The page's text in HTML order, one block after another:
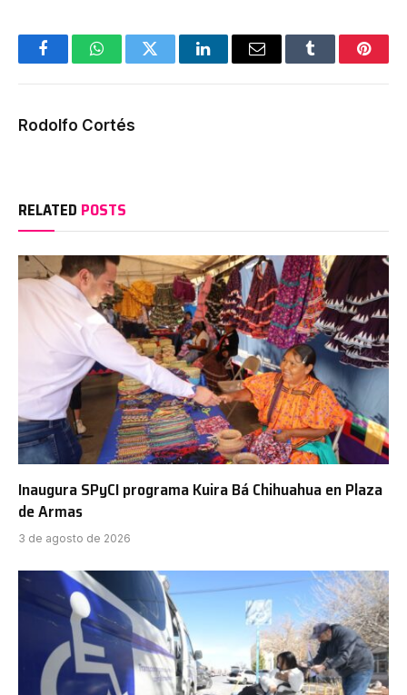
FacebookWhatsAppTwitter LinkedInEmail Tumblr
Rodolfo Cortés
RELATED POSTS
Inaugura SPyCI programa Kuira Bá Chihuahua en Plaza
de Armas
3 de agosto de 2026